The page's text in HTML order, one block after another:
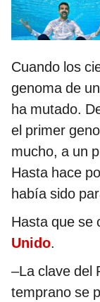
Cuando los
genoma de
ha mutado.
el primer
mucho, a un
Hasta hace
había sido
Hasta que se
Unido.
–La clave del
temprano se